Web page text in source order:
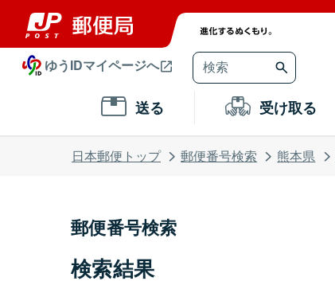
ゆうIDマイページへ
送る 受け取る
日本郵便トップ 郵便番号検索 熊本県
郵便番号検索
検索結果